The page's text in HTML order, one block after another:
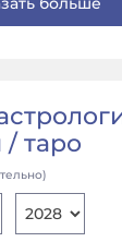
таро